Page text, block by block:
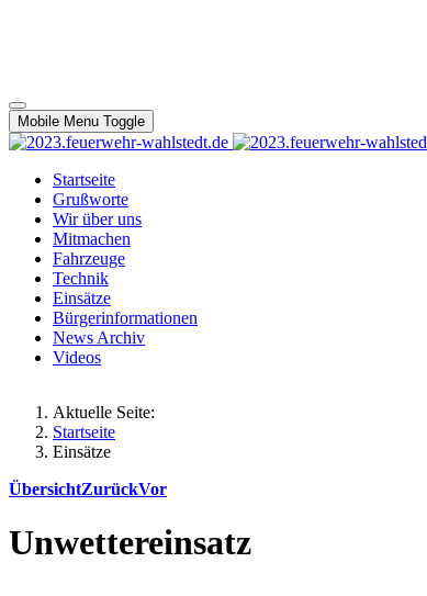
Mobile Menu Toggle
Startseite
Grußworte
Wir über uns
Mitmachen
Fahrzeuge
Technik
Einsätze
Bürgerinformationen
News Archiv
Videos
Aktuelle Seite:
Startseite
Einsätze
ÜbersichtZurückVor
Unwettereinsatz